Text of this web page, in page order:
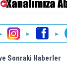
Sonraki Haberler